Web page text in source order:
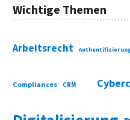
Wichtige Themen
Arbeitsrecht
Compliances CRM